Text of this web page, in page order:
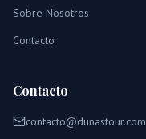
Sobre Nosotros
Contacto
Contacto
contacto@dunastour.com